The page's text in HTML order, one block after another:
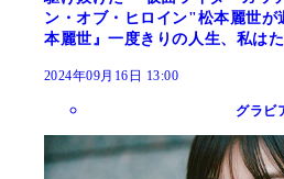
ン・オブ・ヒロイン"松本麗世
本麗世』一度きりの人生、私は
2024年09月16日 13:00
グラビ